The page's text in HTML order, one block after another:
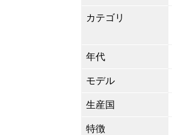
カテゴリ
年代
モデル
生産国
特徴